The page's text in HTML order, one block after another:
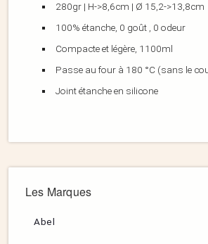
280gr | H->8,6cm | Ø 15,2->13,8cm
100% étanche, 0 goût , 0 odeur
Compacte et légère, 1100ml
Passe au four à 180 °C (sans le
Joint étanche en silicone
Les Marques
Abel